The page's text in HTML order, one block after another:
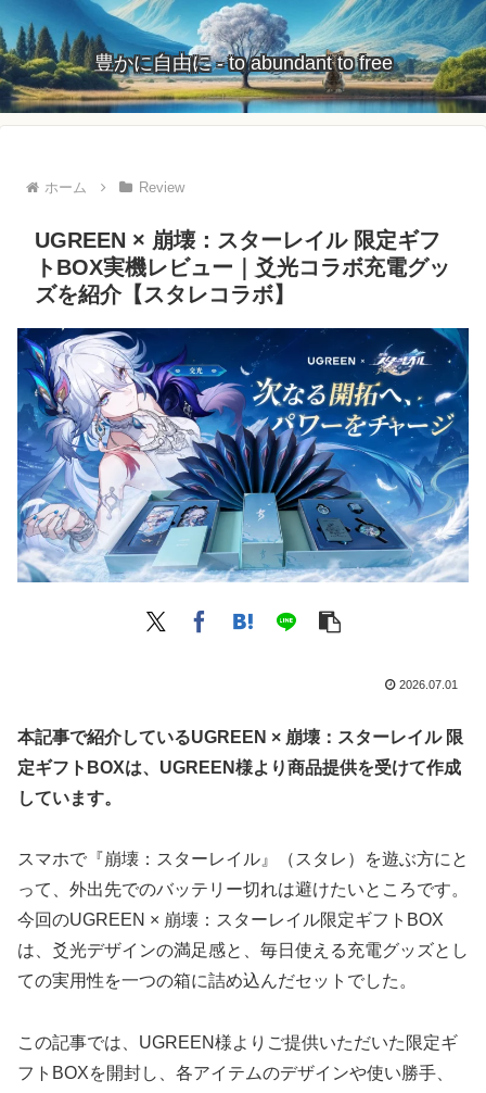
豊かに自由に - to abundant to free
ホーム Review
UGREEN × 崩壊：スターレイル 限定ギフ
トBOX実機レビュー｜爻光コラボ充電グッ
ズを紹介【スタレコラボ】
2026.07.01
本記事で紹介しているUGREEN × 崩壊：スターレイル 限
定ギフトBOXは、UGREEN様より商品提供を受けて作成
しています。
スマホで『崩壊：スターレイル』（スタレ）を遊ぶ方にと
って、外出先でのバッテリー切れは避けたいところです。
今回のUGREEN × 崩壊：スターレイル限定ギフトBOX
は、爻光デザインの満足感と、毎日使える充電グッズとし
ての実用性を一つの箱に詰め込んだセットでした。
この記事では、UGREEN様よりご提供いただいた限定ギ
フトBOXを開封し、各アイテムのデザインや使い勝手、